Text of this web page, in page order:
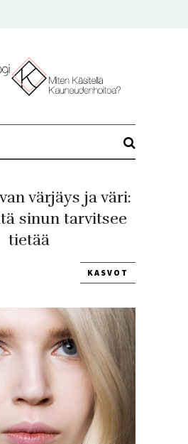
värjäys ja väri:
sinun tarvitsee
tietää
KASVOT